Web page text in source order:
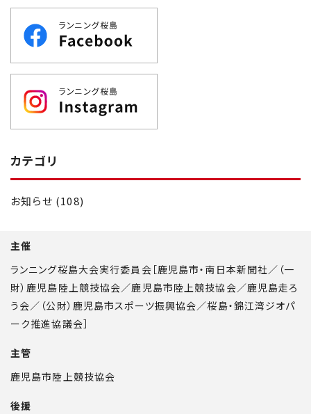
カテゴリ
お知らせ (108)
主催
ランニング桜島大会実行委員会［鹿児島市・南日本新聞社／（一
財）鹿児島陸上競技協会／鹿児島市陸上競技協会／鹿児島走ろ
う会／（公財）鹿児島市スポーツ振興協会／桜島・錦江湾ジオパ
ーク推進協議会］
主管
鹿児島市陸上競技協会
後援